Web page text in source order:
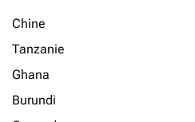
Chine
Tanzanie
Ghana
Burundi